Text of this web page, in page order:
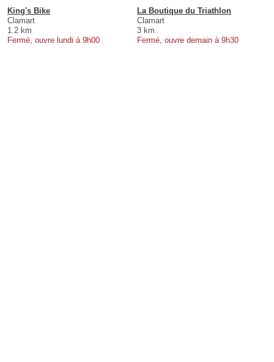
King's Bike
Clamart
1.2 km
Fermé, ouvre lundi à 9h00
La Boutique du Triathlon
Clamart
3 km
Fermé, ouvre demain à 9h30